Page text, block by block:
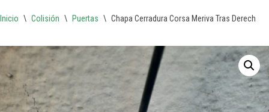
Inicio \ Colisión \ Puertas \ Chapa Cerradura Corsa Meriva Tras Derecha